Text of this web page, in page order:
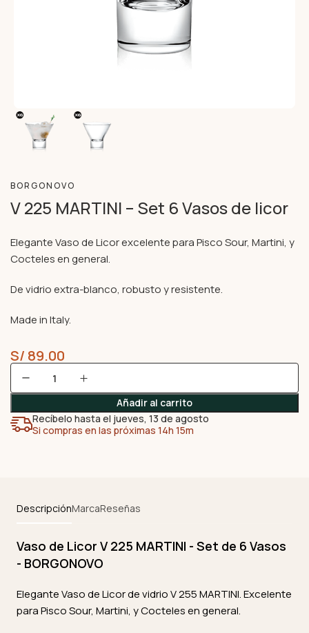
BORGONOVO
V 225 MARTINI – Set 6 Vasos de licor
Elegante Vaso de Licor excelente para Pisco Sour, Martini, y
Cocteles en general.
De vidrio extra-blanco, robusto y resistente.
Made in Italy.
S/ 89.00
Añadir al carrito
Recíbelo hasta el jueves, 13 de agosto
Si compras en las próximas 14h 15m
DescripciónMarcaReseñas
Vaso de Licor V 225 MARTINI - Set de 6 Vasos
- BORGONOVO
Elegante Vaso de Licor de vidrio V 255 MARTINI. Excelente
para Pisco Sour, Martini, y Cocteles en general.